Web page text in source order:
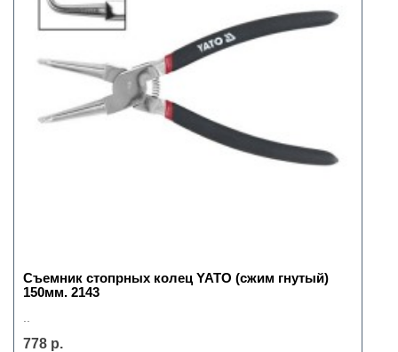
Съемник стопрных колец YATO (сжим гнутый)
150мм. 2143
778 р.